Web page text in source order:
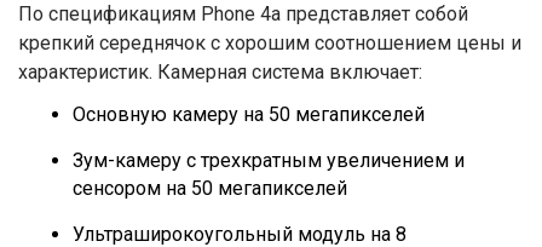
По спецификациям Phone 4a представляет собой
крепкий середнячок с хорошим соотношением цены и
характеристик. Камерная система включает:
Основную камеру на 50 мегапикселей
Зум-камеру с трехкратным увеличением и
сенсором на 50 мегапикселей
Ультраширокоугольный модуль на 8